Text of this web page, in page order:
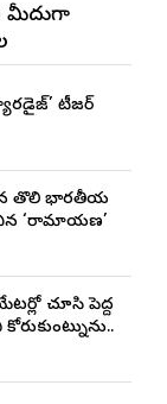
మీదుగా
టీజర్
తొలి భారతీయ
‘రామాయణ’
చూసి పెద్ద